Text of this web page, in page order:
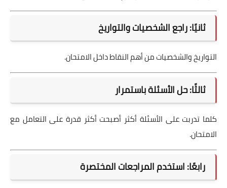
ثانيًا: راجع الشخصيات والتواريخ
التواريخ والشخصيات من أهم النقاط داخل الامتحان.
ثالثًا: حل الأسئلة باستمرار
كلما تدربت على الأسئلة أكثر أصبحت أكثر قدرة على التعامل مع
الامتحان.
رابعًا: استخدم المراجعات المختصرة